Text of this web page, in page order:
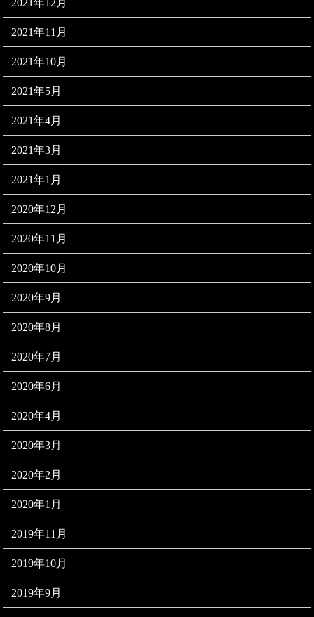
2021年11月
2021年10月
2021年5月
2021年4月
2021年3月
2021年1月
2020年12月
2020年11月
2020年10月
2020年9月
2020年8月
2020年7月
2020年6月
2020年4月
2020年3月
2020年2月
2020年1月
2019年11月
2019年10月
2019年9月